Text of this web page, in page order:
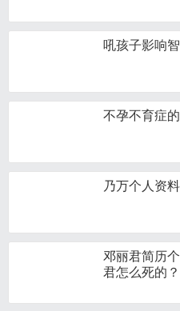
吼孩子影响
不孕不育症
乃万个人资料
邓丽君简历
君怎么死的？